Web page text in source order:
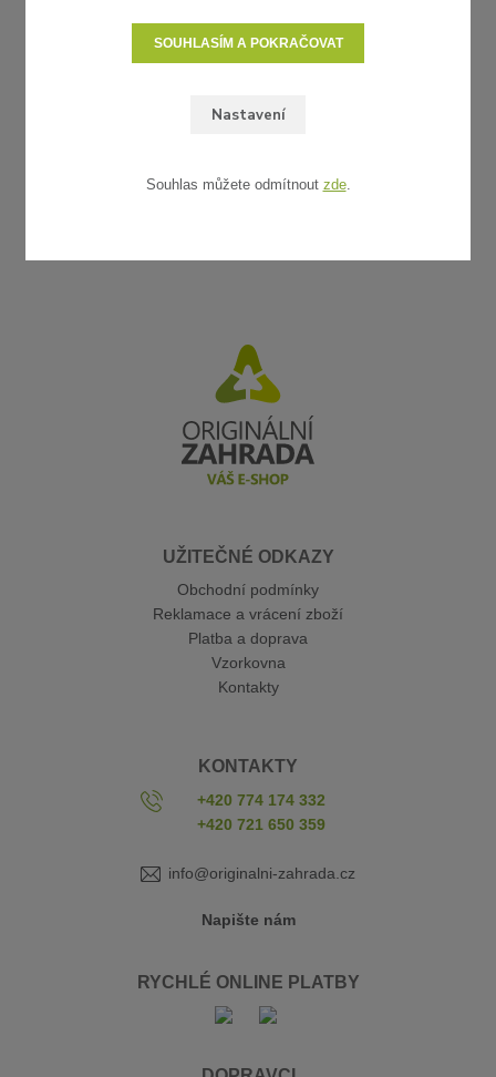
UŽITEČNÉ ODKAZY
Obchodní podmínky
Reklamace a vrácení zboží
Platba a doprava
Vzorkovna
Kontakty
KONTAKTY
+420 774 174 332
+420 721 650 359
info@originalni-zahrada.cz
Napište nám
RYCHLÉ ONLINE PLATBY
Nastavení
SOUHLASÍM A POKRAČOVAT
Souhlas můžete odmítnout zde.